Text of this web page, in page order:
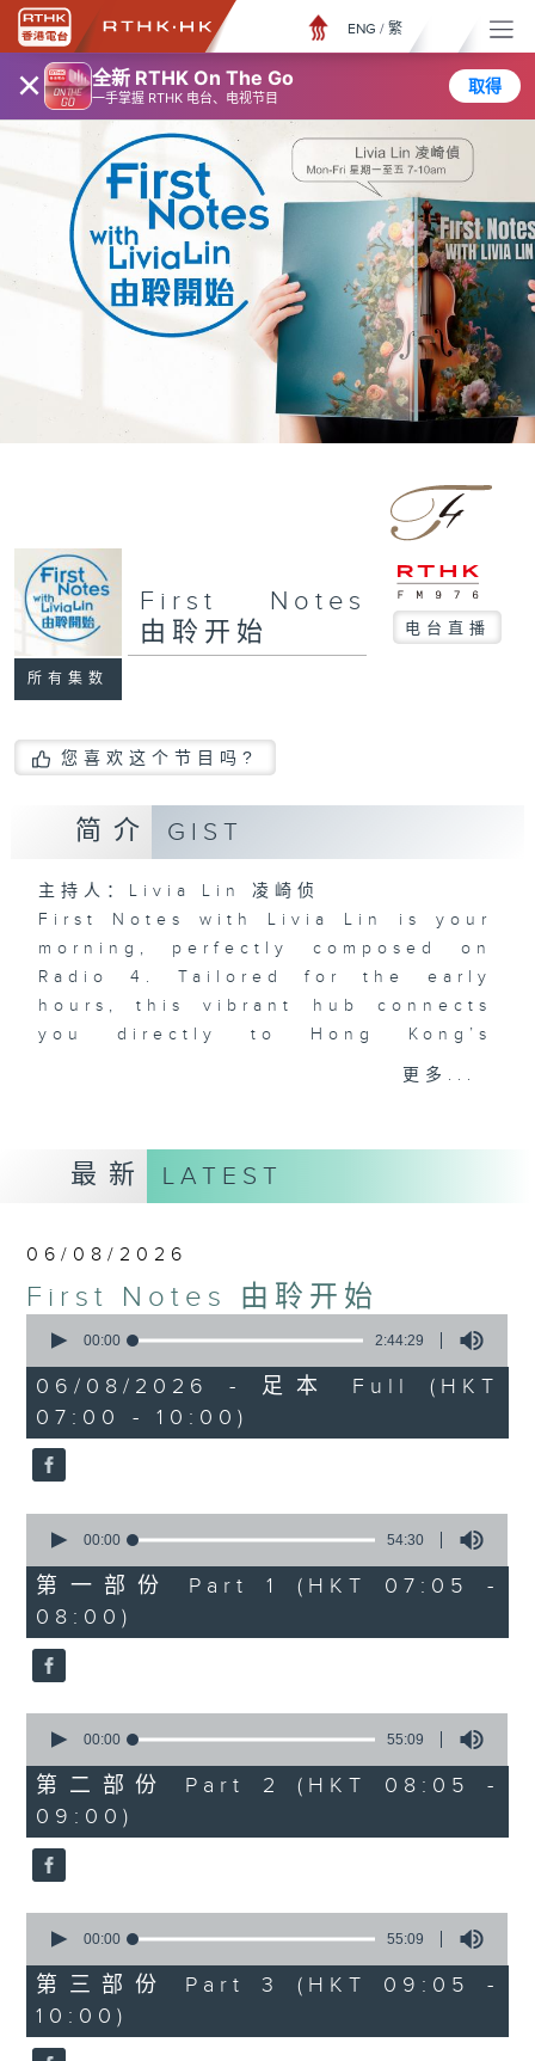
× 全新 RTHK On The Go
一手掌握 RTHK 电台、电视节目
取得
ENG / 繁
所有集数
First Notes
由聆开始
电台直播
您喜欢这个节目吗?
简介 GIST
主持人：Livia Lin 凌崎侦
First Notes with Livia Lin is your
morning, perfectly composed on
Radio 4. Tailored for the early
hours, this vibrant hub connects
you directly to Hong Kong’s
creative scene through relaxed,
high-energy rhythms for a morning
workout or breezy playlists to
beat the summer heat, Livia
shape your day. So pour a coffee,
tune in, and let’s start the
更多...
最新 LATEST
06/08/2026
First Notes 由聆开始
seconds
2
hours,
44
minutes,
29
seconds
00:00 2:44:29
06/08/2026 - 足本 Full (HKT
07:00 - 10:00)
seconds
54
minutes,
30
seconds
00:00 54:30
第一部份 Part 1 (HKT 07:05 -
08:00)
seconds
55
minutes,
9
seconds
00:00 55:09
第二部份 Part 2 (HKT 08:05 -
09:00)
seconds
55
minutes,
9
seconds
00:00 55:09
第三部份 Part 3 (HKT 09:05 -
10:00)